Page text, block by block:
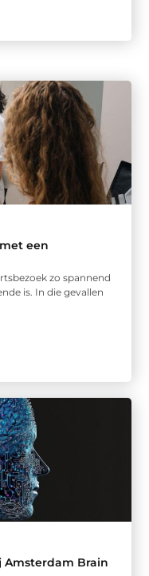
een
zo spannend
is. In die gevallen
Brain